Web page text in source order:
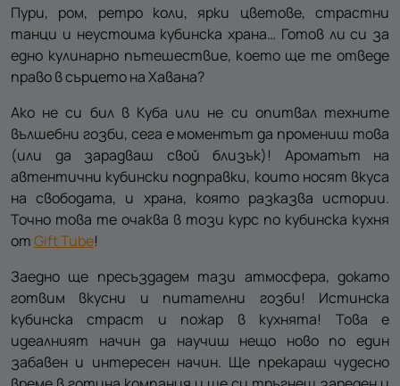
Пури, ром, ретро коли, ярки цветове, страстни
танци и неустоима кубинска храна… Готов ли си за
едно кулинарно пътешествие, което ще те отведе
право в сърцето на Хавана?
Ако не си бил в Куба или не си опитвал техните
вълшебни гозби, сега е моментът да промениш това
(или да зарадваш свой близък)! Ароматът на
автентични кубински подправки, които носят вкуса
на свободата, и храна, която разказва истории.
Точно това те очаква в този курс по кубинска кухня
отGift Tube!
Заедно ще пресъздадем тази атмосфера, докато
готвим вкусни и питателни гозби! Истинска
кубинска страст и пожар в кухнята! Това е
идеалният начин да научиш нещо ново по един
забавен и интересен начин. Ще прекараш чудесно